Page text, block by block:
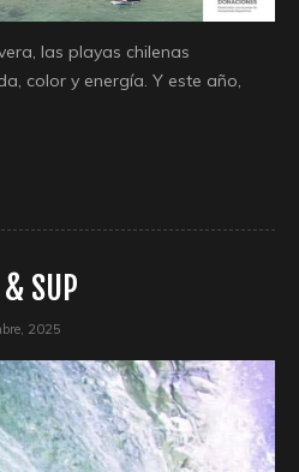
las playas chilenas
color y energía. Y este año,
SUP
2025